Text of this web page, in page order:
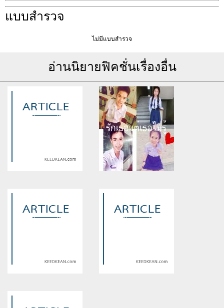
แบบสำรวจ
ไม่มีแบบสำรวจ
อ่านนิยายฟิคชั่นเรื่องอื่น
assumed 'article_topic' (this
will throw an Error in a future
assumed 'article_topic' (this
will throw an Error in a future